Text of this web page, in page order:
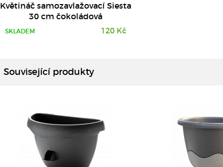
Květináč samozavlažovací Siesta
30 cm čokoládová
SKLADEM 120 Kč
Související produkty